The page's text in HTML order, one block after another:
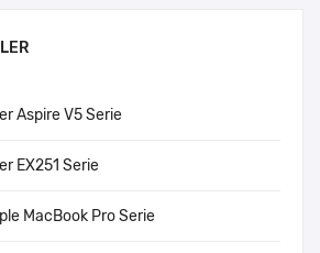
Aspire V5 Serie
EX251 Serie
MacBook Pro Serie